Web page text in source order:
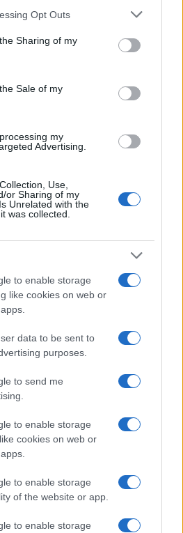
Opt Outs
Sharing of my
Sale of my
my
Advertising.
Use,
or Sharing of my
Unrelated with the
was collected.
to enable storage
like cookies on web or
data to be sent to
purposes.
to send me
to enable storage
cookies on web or
to enable storage
of the website or app.
to enable storage
e doveroso , trova,
ed al limite al suo potere
nella sua saggezza
i meccanismi di controllo…
non mangia cane”bene
autocontrollo.
sul potere la sapevano
boni viri, Senatus atque
a spada tratta che – in un
televisivo – fece il non
dei giudici che, in primo
Enzo Tortora(tutti premiati
con le allocuzioni:
storica”
il giudice che condannò
non siano stati i giudici di
cioè l’ordine, cioè il
, “al di là di ogni
essa possiede il
. Questo atteggiamento,